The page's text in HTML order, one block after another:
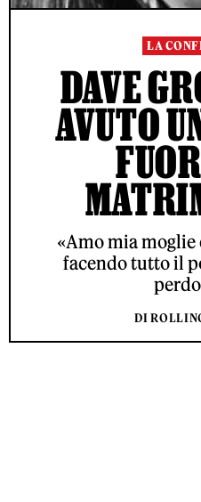
LA
DAVE
AVUTO
«Amo mia moglie
facendo tutto il
DI